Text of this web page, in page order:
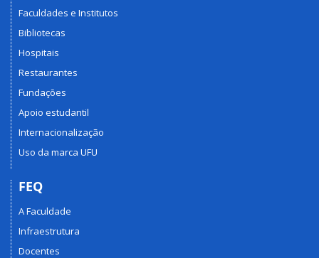
Faculdades e Institutos
Bibliotecas
Hospitais
Restaurantes
Fundações
Apoio estudantil
Internacionalização
Uso da marca UFU
FEQ
A Faculdade
Infraestrutura
Docentes